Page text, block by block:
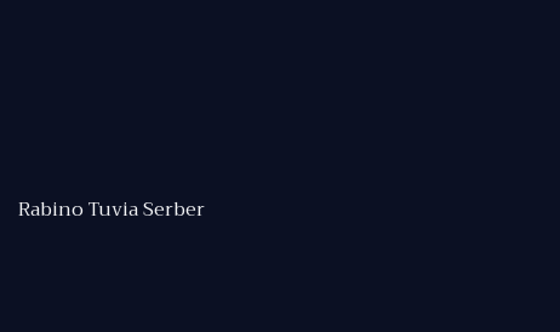
Rabino Tuvia Serber